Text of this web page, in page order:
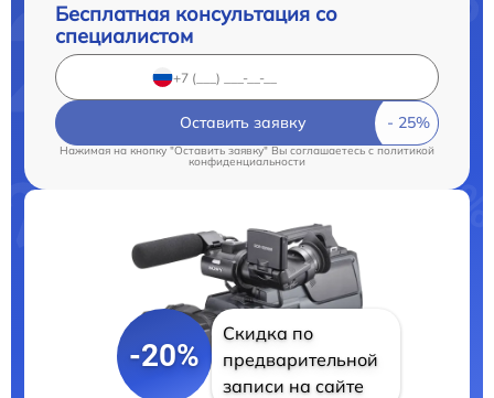
Бесплатная консультация со
специалистом
Оставить заявку
Нажимая на кнопку "Оставить заявку" Вы соглашаетесь c политикой
конфиденциальности
-20%
Скидка по
предварительной
записи на сайте